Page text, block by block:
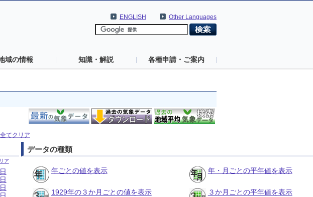
Other Languages
ENGLISH
域の情報 知識・解説 各種申請・ご案内
てクリア
ア
データの種類
年ごとの値を表示 年・月ごとの平年値を表示
1929年の３か月ごとの値を表示 ３か月ごとの平年値を表示